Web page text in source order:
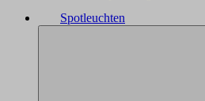
Spotleuchten